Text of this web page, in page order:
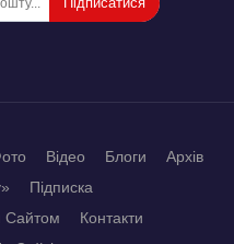
Відео Блоги
Архів
Підписка
Сайтом
Контакти